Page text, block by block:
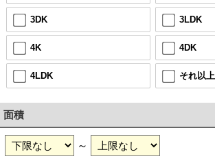
3DK 3LDK
4K 4DK
4LDK それ以上
面積
～